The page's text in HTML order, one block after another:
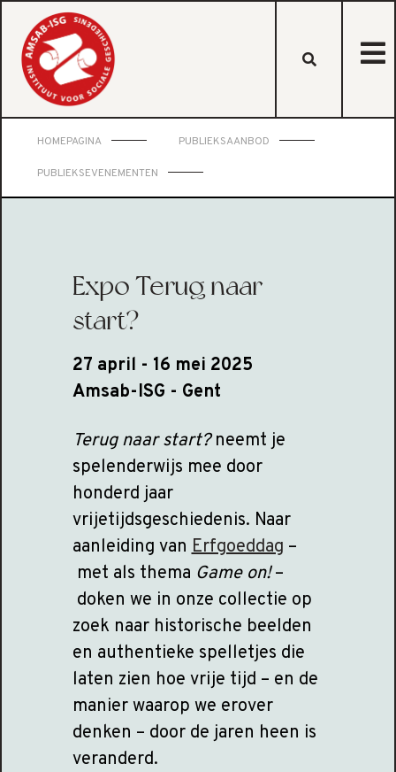
HOMEPAGINA PUBLIEKSAANBOD
PUBLIEKSEVENEMENTEN
Expo Terug naar
start?
27 april - 16 mei 2025
Amsab-ISG - Gent
Terug naar start?neemt je
spelenderwijs mee door
honderd jaar
vrijetijdsgeschiedenis. Naar
aanleiding vanErfgoeddag –
met als thema Game on!–
doken we in onze collectie op
zoek naar historische beelden
en authentieke spelletjes die
laten zien hoe vrije tijd – en de
manier waarop we erover
denken – door de jaren heen is
veranderd.